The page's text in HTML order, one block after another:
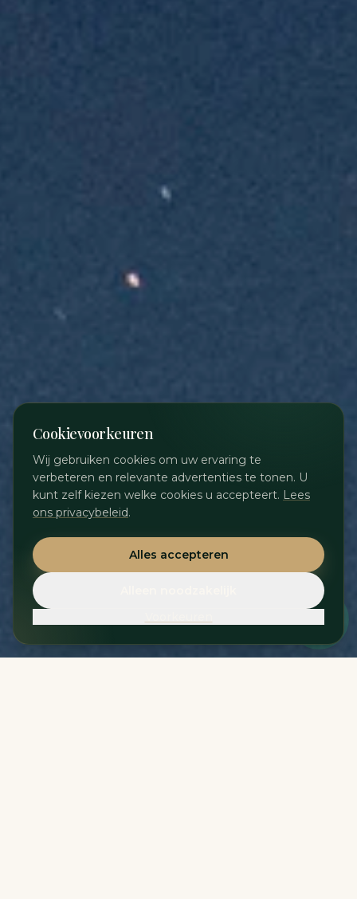
Cookievoorkeuren
Wij gebruiken cookies om uw ervaring te
verbeteren en relevante advertenties te tonen. U
kunt zelf kiezen welke cookies u accepteert. Lees
ons privacybeleid.
Alles accepteren